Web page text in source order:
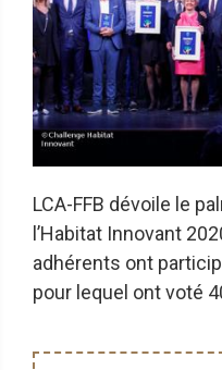
LCA-FFB dévoile le
l’Habitat Innovant
adhérents ont
pour lequel ont voté